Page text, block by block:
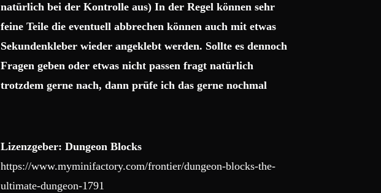
natürlich bei der Kontrolle aus) In der Regel können sehr
feine Teile die eventuell abbrechen können auch mit etwas
Sekundenkleber wieder angeklebt werden. Sollte es dennoch
Fragen geben oder etwas nicht passen fragt natürlich
trotzdem gerne nach, dann prüfe ich das gerne nochmal
Lizenzgeber: Dungeon Blocks
https://www.myminifactory.com/frontier/dungeon-blocks-the-
ultimate-dungeon-1791